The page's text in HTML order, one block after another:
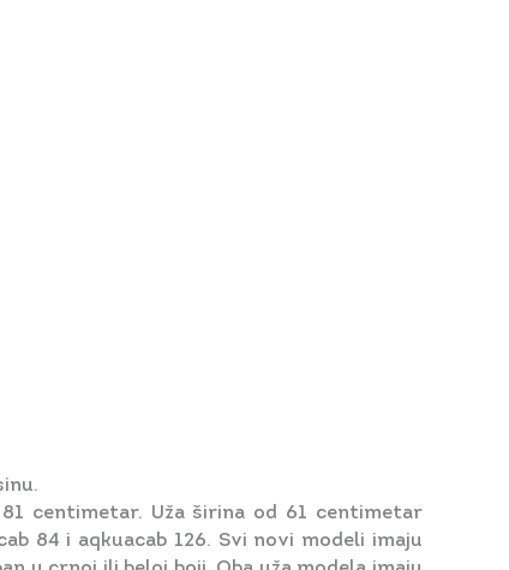
centimetar. Uža širina od 61 centimetar
84 i aqkuacab 126. Svi novi modeli imaju